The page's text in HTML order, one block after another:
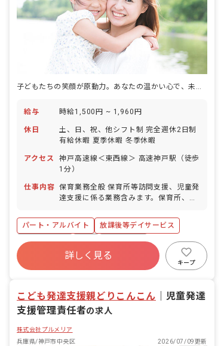
子どもたちの笑顔が原動力。あなたの温かい心で、未来を育む喜びを分かち合いませんか？
給与 時給1,500円 ~ 1,960円
休日
土、日、祝、他シフト制 完全週休2日制
有給休暇 夏季休暇 冬季休暇
アクセス
神戸高速線＜東西線＞ 高速神戸駅（徒歩
1分）
仕事内容 保育業務全般 保育所等訪問支援、児童発
達支援に係る業務含みます。保育所、幼
い、それらをレポートにまとめます。療
育施設「こども発達支援 親どりこんこ
ん」等にて、障害児への直接支援も行い
ます。
パート・アルバイト
放課後等デイサービス
社会保険完備
有給
退職金制度
昇給昇進あり 交通費支給
詳しく見る
キープ
こども発達支援親どりこんこん
児童発達
支援管理責任者の求人
株式会社プルメリア
兵庫県/神戸市中央区
2026/07/09更新